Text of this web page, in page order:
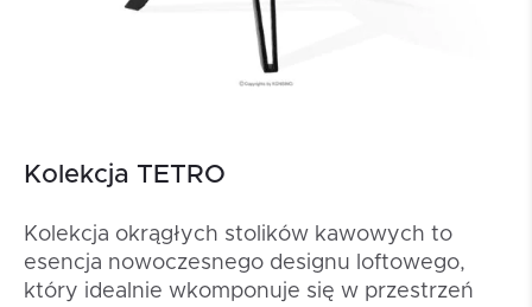
Kolekcja TETRO
Kolekcja okrągłych stolików kawowych to
esencja nowoczesnego designu loftowego,
który idealnie wkomponuje się w przestrzeń